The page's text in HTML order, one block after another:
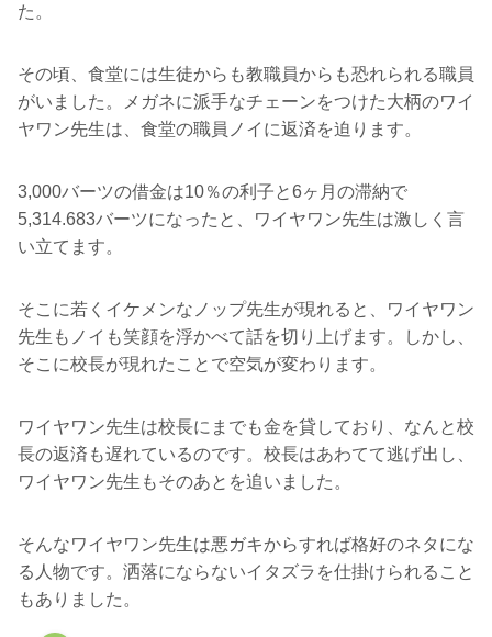
た。
その頃、食堂には生徒からも教職員からも恐れられる職員
がいました。メガネに派手なチェーンをつけた大柄のワイ
ヤワン先生は、食堂の職員ノイに返済を迫ります。
3,000バーツの借金は10％の利子と6ヶ月の滞納で
5,314.683バーツになったと、ワイヤワン先生は激しく言
い立てます。
そこに若くイケメンなノップ先生が現れると、ワイヤワン
先生もノイも笑顔を浮かべて話を切り上げます。しかし、
そこに校長が現れたことで空気が変わります。
ワイヤワン先生は校長にまでも金を貸しており、なんと校
長の返済も遅れているのです。校長はあわてて逃げ出し、
ワイヤワン先生もそのあとを追いました。
そんなワイヤワン先生は悪ガキからすれば格好のネタにな
る人物です。洒落にならないイタズラを仕掛けられること
もありました。